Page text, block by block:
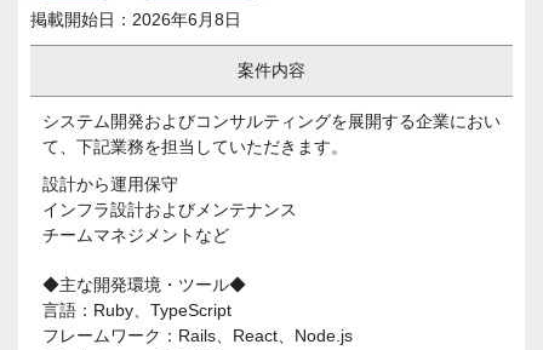
掲載開始日：2026年6月8日
案件内容
システム開発およびコンサルティングを展開する企業におい
て、下記業務を担当していただきます。
設計から運用保守
インフラ設計およびメンテナンス
チームマネジメントなど
◆主な開発環境・ツール◆
言語：Ruby、TypeScript
フレームワーク：Rails、React、Node.js